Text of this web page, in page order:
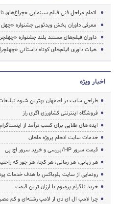
اتمام مراحل فنی فیلم سینمایی «چراغ‌های
معرفی داوران بخش ویدئویی جشنواره
داوران فیلم‌های مستند بلند جشنواره
هیات داوری فیلم‌های کوتاه داستانی
اخبار ویژه
طراحی سایت در اصفهان بهترین شیوه
فروشگاه اینترنتی کشاورزی اگری راز
ایده های طلایی برای کسب درآمد از اینستاگرام
خدمات سایت انجام پروژه ماهان
قیمت سرور HP/بررسی و خرید سرور اچ پی
هر زبانی، هر زمانی، هر کجا، هر جور که
رونمایی از سایت بلوباکس با هدف خدمات
خرید تلگرام پرمیوم با ارزان ترین قیمت
چرا لامپ ال ای دی از لامپ رشته‌ای و کم